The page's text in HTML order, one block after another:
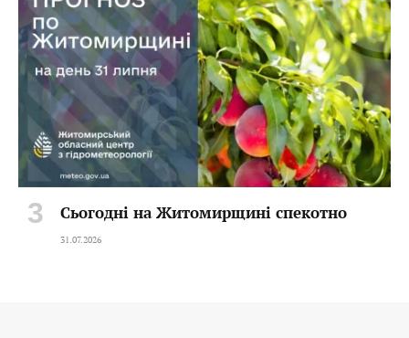
Сьогодні на Житомирщині спекотно
31.07.2026